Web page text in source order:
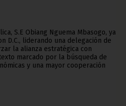
S.E Obiang Nguema Mbasogo, ya
D.C., liderando una delegación de
la alianza estratégica con
marcado por la búsqueda de
y una mayor cooperación